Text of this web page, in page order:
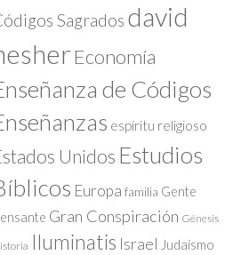
Sagrados david
Economía
de Códigos
espíritu religioso
Unidos Estudios
Europa familia Gente
Gran Conspiración Génesis
Iluminatis Israel Judaísmo